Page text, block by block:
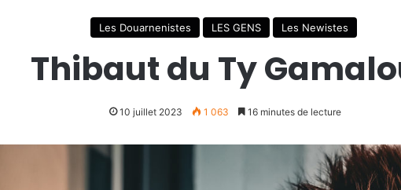
Les Douarnenistes LES GENS Les Newistes
Thibaut du Ty
10 juillet 2023 1 063 16 minutes de lecture